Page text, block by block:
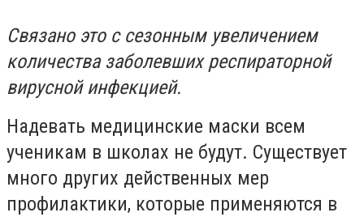
Связано это с сезонным увеличением
количества заболевших респираторной
вирусной инфекцией.
Надевать медицинские маски всем
ученикам в школах не будут. Существует
много других действенных мер
профилактики, которые применяются в